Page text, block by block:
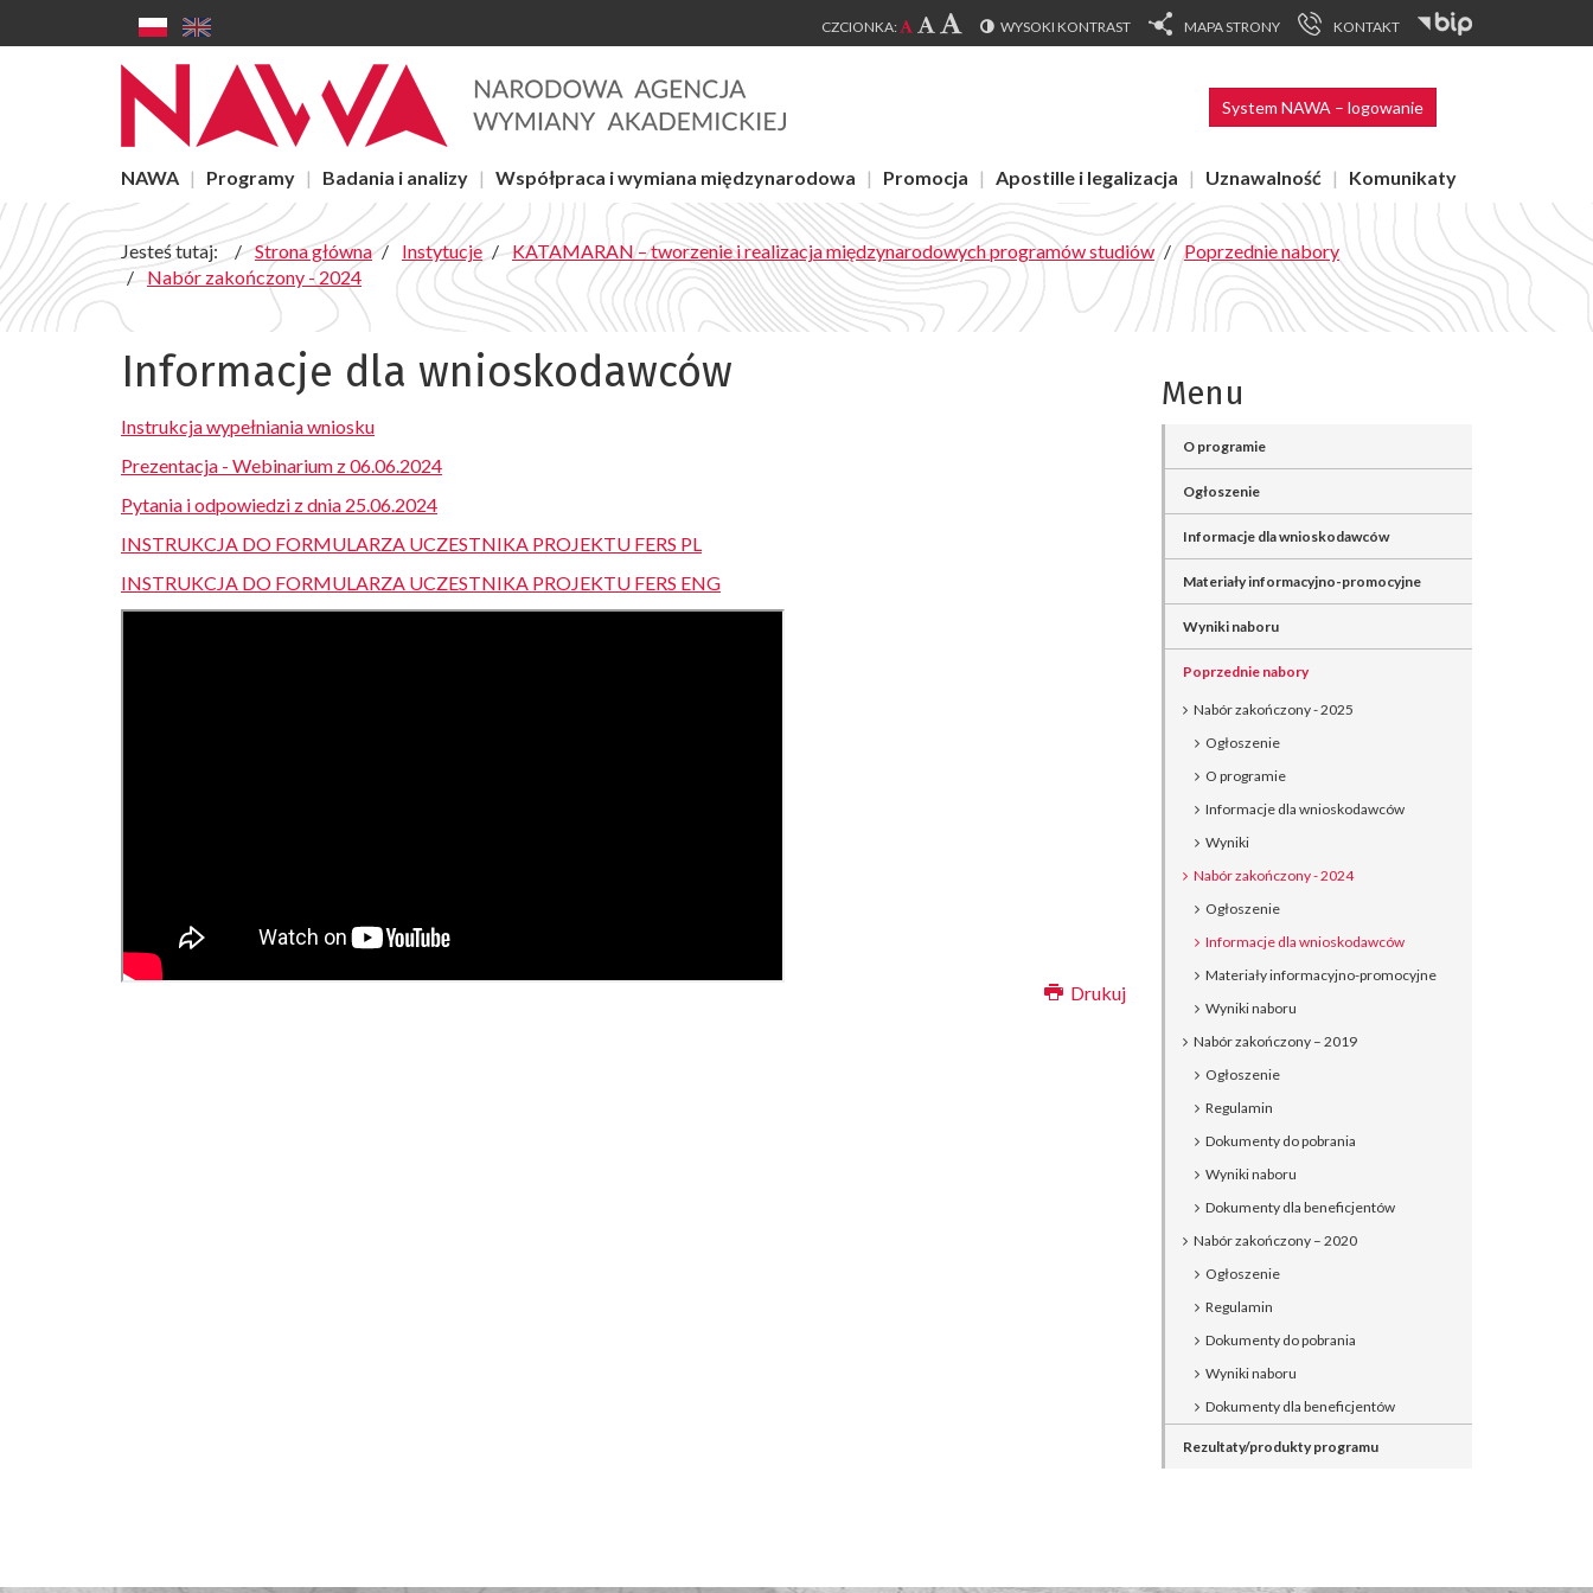
Informacje
wnioskodawców
NAWA
CZCIONKA: WYSOKI KONTRAST MAPA STRONY KONTAKT
System NAWA – logowanie
Menu
główne
NAWA Programy Badania i analizy Współpraca i wymiana międzynarodowa Promocja Apostille i legalizacja Uznawalność Komunikaty
Jesteś tutaj: Strona główna Instytucje KATAMARAN – tworzenie i realizacja międzynarodowych programów studiów
Poprzednie nabory
Nabór zakończony - 2024
Informacje dla wnioskodawców
Instrukcja wypełniania wniosku
Prezentacja - Webinarium z 06.06.2024
Pytania i odpowiedzi z dnia 25.06.2024
INSTRUKCJA DO FORMULARZA UCZESTNIKA PROJEKTU FERS PL
INSTRUKCJA DO FORMULARZA UCZESTNIKA PROJEKTU FERS ENG
Drukuj
Menu
O programie
Ogłoszenie
Informacje dla wnioskodawców
Materiały informacyjno-promocyjne
Wyniki naboru
Poprzednie nabory
Nabór zakończony - 2025
Ogłoszenie
O programie
Informacje dla wnioskodawców
Wyniki
Nabór zakończony - 2024
Ogłoszenie
Informacje dla wnioskodawców
Materiały informacyjno-promocyjne
Wyniki naboru
Nabór zakończony – 2019
Ogłoszenie
Regulamin
Dokumenty do pobrania
Wyniki naboru
Dokumenty dla beneficjentów
Nabór zakończony – 2020
Ogłoszenie
Regulamin
Dokumenty do pobrania
Wyniki naboru
Dokumenty dla beneficjentów
Rezultaty/produkty programu